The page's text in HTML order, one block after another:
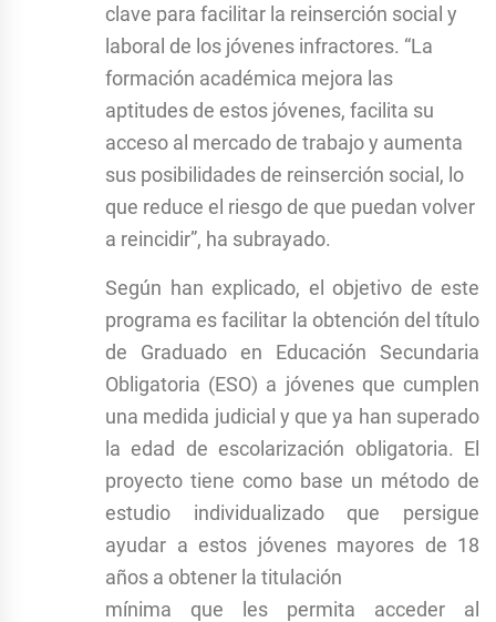
clave para facilitar la reinserción social y
laboral de los jóvenes infractores. “La
formación académica mejora las
aptitudes de estos jóvenes, facilita su
acceso al mercado de trabajo y aumenta
sus posibilidades de reinserción social, lo
que reduce el riesgo de que puedan volver
a reincidir”, ha subrayado.
Según han explicado, el objetivo de este
programa es facilitar la obtención del título
de Graduado en Educación Secundaria
Obligatoria (ESO) a jóvenes que cumplen
una medida judicial y que ya han superado
la edad de escolarización obligatoria. El
proyecto tiene como base un método de
estudio individualizado que persigue
ayudar a estos jóvenes mayores de 18
años a obtener la titulación
mínima que les permita acceder al